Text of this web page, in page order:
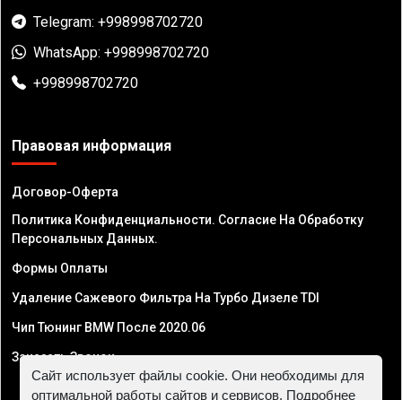
Telegram: +998998702720
WhatsApp: +998998702720
+998998702720
Правовая информация
Договор-Оферта
Политика Конфиденциальности. Согласие На Обработку
Персональных Данных.
Формы Оплаты
Удаление Сажевого Фильтра На Турбо Дизеле TDI
Чип Тюнинг BMW После 2020.06
Заказать Звонок
Сайт использует файлы cookie. Они необходимы для
оптимальной работы сайтов и сервисов. Подробнее